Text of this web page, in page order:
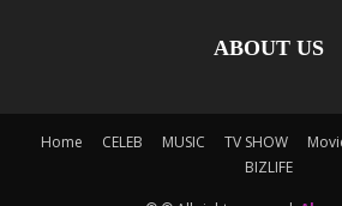
ABOUT US
Home CELEB MUSIC TV SHOW
BIZLIFE